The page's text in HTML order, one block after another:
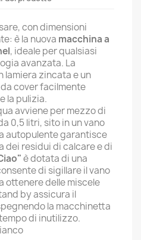
con dimensioni
è la nuova macchina a
, ideale per qualsiasi
avanzata. La
lamiera zincata e un
cover facilmente
la pulizia.
avviene per mezzo di
0,5 litri, sito in un vano
autopulente garantisce
dei residui di calcare e di
è dotata di una
di sigillare il vano
ottenere delle miscele
by assicura il
la macchinetta
di inutilizzo.